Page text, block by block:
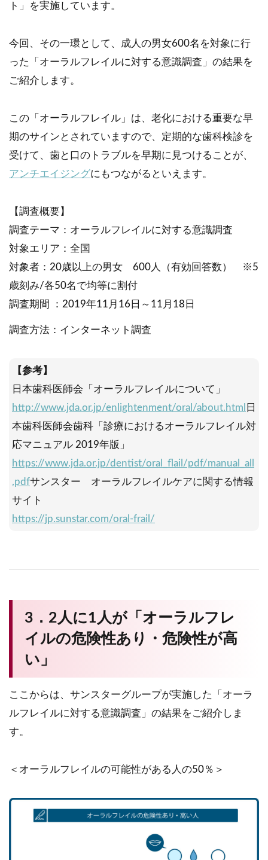
ト」を実施しています。
今回、その一環として、成人の男女600名を対象に行
った「オーラルフレイルに対する意識調査」の結果を
ご紹介します。
この「オーラルフレイル」は、老化における重要な早
期のサインとされていますので、定期的な歯科検診を
受けて、歯と口のトラブルを早期に見つけることが、
アンチエイジングにもつながるといえます。
【調査概要】
調査テーマ：オーラルフレイルに対する意識調査
対象エリア：全国
対象者：20歳以上の男女 600人（有効回答数） ※5
歳刻み/各50名で均等に割付
調査期間 ：2019年11月16日～11月18日
調査方法：インターネット調査
【参考】
日本歯科医師会「オーラルフレイルについて」
http://www.jda.or.jp/enlightenment/oral/about.html 日
本歯科医師会歯科「診療におけるオーラルフレイル対
応マニュアル 2019年版」
https://www.jda.or.jp/dentist/oral_flail/pdf/manual_all
.pdfサンスター オーラルフレイルケアに関する情報
サイト
https://jp.sunstar.com/oral-frail/
3．2人に1人が「オーラルフレ
イルの危険性あり・危険性が高
い」
ここからは、サンスターグループが実施した「オーラ
ルフレイルに対する意識調査」の結果をご紹介しま
す。
＜オーラルフレイルの可能性がある人の50％＞